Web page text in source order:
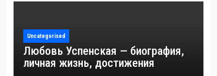
Uncategorised
Любовь Успенская — биография,
личная жизнь, достижения